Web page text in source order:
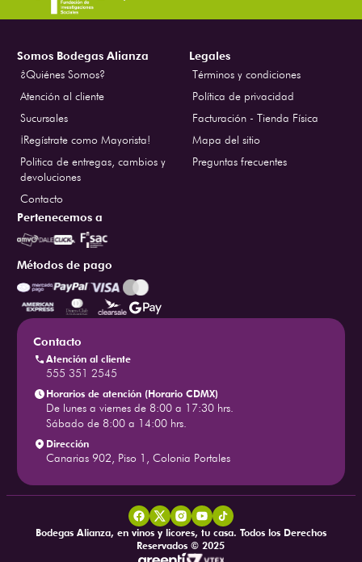
Somos Bodegas Alianza
¿Quiénes Somos?
Atención al cliente
Sucursales
¡Regístrate como Mayorista!
Politica de entregas, cambios y
devoluciones
Contacto
Legales
Términos y condiciones
Política de privacidad
Facturación - Tienda Física
Mapa del sitio
Preguntas frecuentes
Pertenecemos a
Métodos de pago
Contacto
Atención al cliente
555 351 2545
Horarios de atención (Horario CDMX)
De lunes a viernes de 8:00 a 17:30 hrs.
Sábado de 8:00 a 14:00 hrs.
Dirección
Canarias 902, Piso 1, Colonia Portales
Bodegas Alianza, en vinos y licores, tu casa. Todos los Derechos
Reservados © 2025